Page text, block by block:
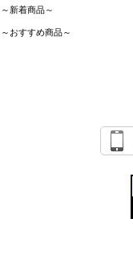
～新着商品～
～おすすめ商品～